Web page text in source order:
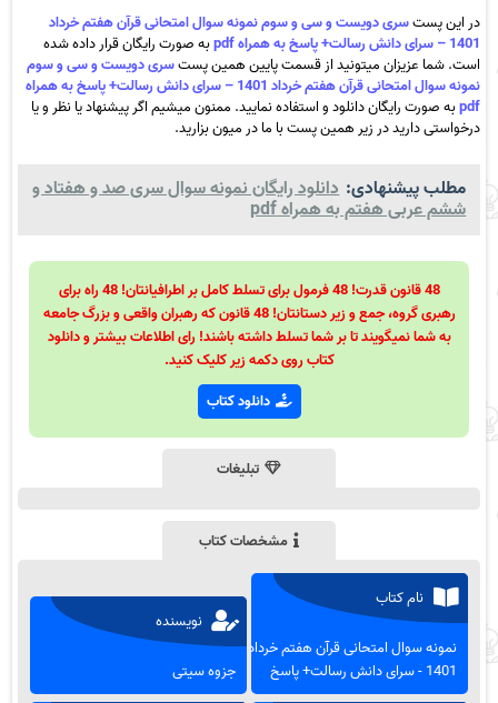
در این پستسری دویست و سی و سوم نمونه سوال امتحانی قرآن هفتم خرداد
1401 – سرای دانش رسالت+ پاسخ به همراه pdf
به صورت رایگان قرار داده شده
است. شما عزیزان میتونید از قسمت پایین همین پستسری دویست و سی و سوم
نمونه سوال امتحانی قرآن هفتم خرداد 1401 – سرای دانش رسالت+ پاسخ به همراه
pdfبه صورت رایگان دانلود و استفاده نمایید. ممنون میشیم اگر پیشنهاد یا نظر و یا
درخواستی دارید در زیر همین پست با ما در میون بزارید.
مطلب پیشنهادی: دانلود رایگان نمونه سوال سری صد و هفتاد و
ششم عربی هفتم به همراه pdf
48 قانون قدرت! 48 فرمول برای تسلط کامل بر اطرافیانتان! 48 راه برای
رهبری گروه، جمع و زیر دستانتان! 48 قانون که رهبران واقعی و بزرگ جامعه
به شما نمیگویند تا بر شما تسلط داشته باشند! رای اطلاعات بیشتر و دانلود
کتاب روی دکمه زیر کلیک کنید.
دانلود کتاب
تبلیغات
مشخصات کتاب
نام کتاب
نمونه سوال امتحانی قرآن هفتم خرداد
1401 - سرای دانش رسالت+ پاسخ
نویسنده
جزوه سیتی